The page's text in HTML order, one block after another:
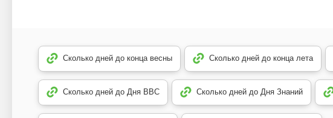
Сколько дней до конца весны Сколько дней до конца лета
Сколько дней до Дня ВВС Сколько дней до Дня Знаний